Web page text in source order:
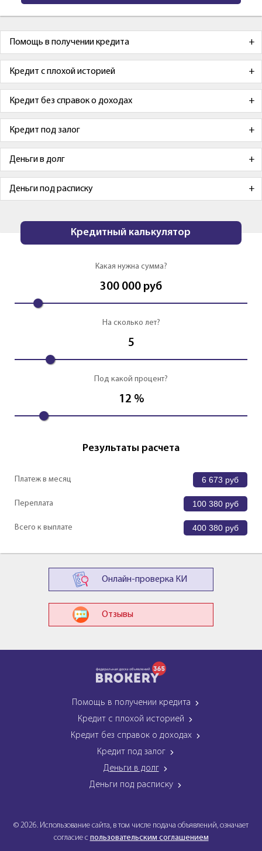
Помощь в получении кредита
Кредит с плохой историей
Кредит без справок о доходах
Кредит под залог
Деньги в долг
Деньги под расписку
Кредитный калькулятор
Какая нужна сумма?
300 000 руб
На сколько лет?
5
Под какой процент?
12 %
Результаты расчета
Платеж в месяц 6 673 руб
Переплата 100 380 руб
Всего к выплате 400 380 руб
Онлайн-проверка КИ
Отзывы
Помощь в получении кредита
Кредит с плохой историей
Кредит без справок о доходах
Кредит под залог
Деньги в долг
Деньги под расписку
© 2026. Использование сайта, в том числе подача объявлений, означает
согласие с пользовательским соглашением